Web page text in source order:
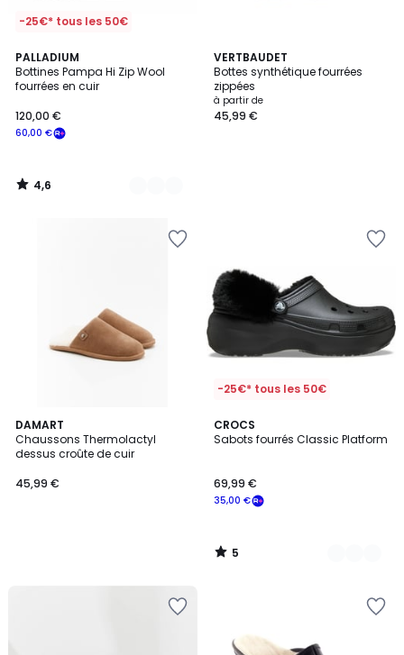
-25€* tous les 50€
PALLADIUM
Bottines Pampa Hi Zip Wool
fourrées en cuir
60,00 €
120,00 €
4,6
/ 5
2
Couleurs
4,6
/
VERTBAUDET
Bottes synthétique fourrées
zippées
à partir de
45,99 €
DAMART
Chaussons Thermolactyl
dessus croûte de cuir
45,99 €
-25€* tous les 50€
CROCS
Sabots fourrés Classic Platform
35,00 €
69,99 €
5
/
3
Couleurs
5
/